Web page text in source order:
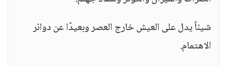
شيئاً يدل على العيش خارج العصر وبعيدًا عن دوائر
الاهتمام.